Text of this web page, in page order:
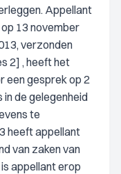
Appellant
13 november
verzonden
2] , heeft het
een gesprek op 2
de gelegenheid
te
heeft appellant
van zaken van
appellant erop